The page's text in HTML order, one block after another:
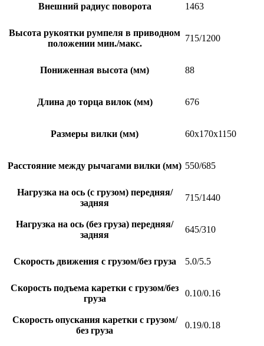
Внешний радиус поворота 1463
Высота рукоятки румпеля в приводном
положении мин./макс.
715/1200
Пониженная высота (мм) 88
Длина до торца вилок (мм) 676
Размеры вилки (мм) 60x170x1150
Расстояние между рычагами вилки (мм) 550/685
Нагрузка на ось (с грузом) передняя/
задняя
715/1440
Нагрузка на ось (без груза) передняя/
задняя
645/310
Скорость движения с грузом/без груза 5.0/5.5
Скорость подъема каретки с грузом/без
груза
0.10/0.16
Скорость опускания каретки с грузом/
без груза
0.19/0.18